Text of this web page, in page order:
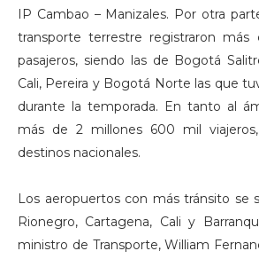
IP Cambao – Manizales. Por otra
transporte terrestre registraron más
pasajeros, siendo las de Bogotá
Cali, Pereira y Bogotá Norte las que
durante la temporada. En tanto al
más de 2 millones 600 mil
destinos nacionales.
Los aeropuertos con más tránsito se
Rionegro, Cartagena, Cali y
ministro de Transporte, William